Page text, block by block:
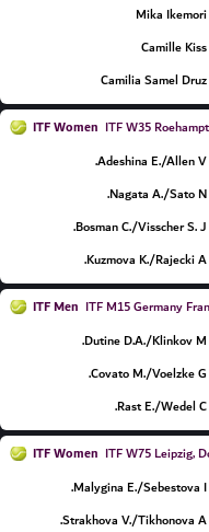
Mika Ikemori
Camille Kiss
Camilia Samel Druz
ITF Women ITF W35
Adeshina E./Allen V.
Nagata A./Sato N.
Bosman C./Visscher S. J.
Kuzmova K./Rajecki A.
ITF Men ITF M15 Germany
Dutine D.A./Klinkov M.
Covato M./Voelzke G.
Rast E./Wedel C.
ITF Women ITF W75 Leipzig,
Malygina E./Sebestova I.
Strakhova V./Tikhonova A.